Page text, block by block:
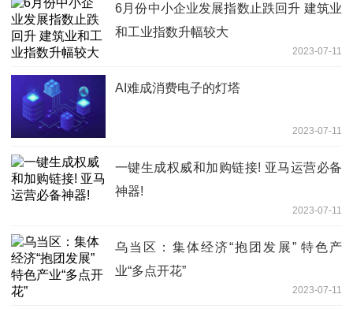
6月份中小企业发展指数止跌回升 建筑业
和工业指数升幅较大
2023-07-11
AI难成消费电子的灯塔
2023-07-11
一键生成权威和加购链接! 亚马运营必备
神器!
2023-07-11
乌当区：集体经济“抱团发展” 特色产
业“多点开花”
2023-07-11